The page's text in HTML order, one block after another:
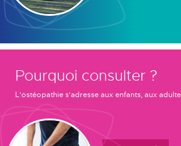
Pourquoi consulter ?
L'ostéopathie s'adresse aux enfants, aux